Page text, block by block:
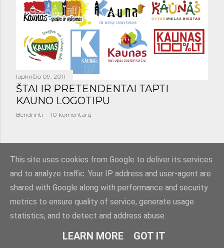
lapkričio 09, 2011
ŠTAI IR PRETENDENTAI TAPTI
KAUNO LOGOTIPU
Bendrinti 10 komentarų
SENESNI PRANEŠIMAI
Teikia „Blogger“
This site uses cookies from Google to deliver its services
and to analyze traffic. Your IP address and user-agent are
shared with Google along with performance and security
metrics to ensure quality of service, generate usage
statistics, and to detect and address abuse.
LEARN MORE GOT IT